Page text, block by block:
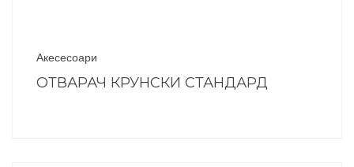
Акесесоари
ОТВАРАЧ КРУНСКИ СТАНДАРД